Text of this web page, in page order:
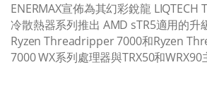
ENERMAX宣佈為其幻彩銳龍 LIQTECH
冷散熱器系列推出 AMD sTR5適用的升
Ryzen Threadripper 7000和Ryzen
7000 WX系列處理器與TRX50和WRX90